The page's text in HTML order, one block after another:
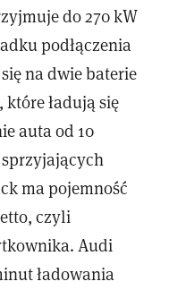
do 270 kW
podłączenia
na dwie baterie
które ładują się
auta od 10
ma pojemność
czyli
Audi
ładowania